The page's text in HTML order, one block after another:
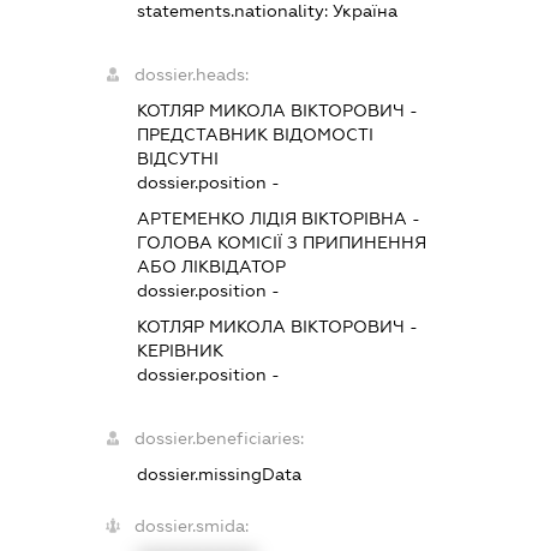
statements.nationality:Україна
dossier.heads:
КОТЛЯР МИКОЛА ВІКТОРОВИЧ -
ПРЕДСТАВНИК ВІДОМОСТІ
ВІДСУТНІ
dossier.position -
АРТЕМЕНКО ЛІДІЯ ВІКТОРІВНА -
ГОЛОВА КОМІСІЇ З ПРИПИНЕННЯ
АБО ЛІКВІДАТОР
dossier.position -
КОТЛЯР МИКОЛА ВІКТОРОВИЧ -
КЕРІВНИК
dossier.position -
dossier.beneficiaries:
dossier.missingData
dossier.smida: